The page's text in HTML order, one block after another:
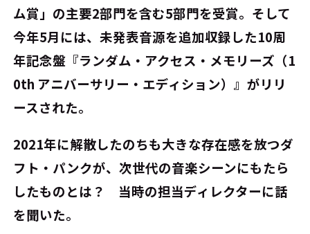
ム賞」の主要2部門を含む5部門を受賞。そして
今年5月には、未発表音源を追加収録した10周
年記念盤『ランダム・アクセス・メモリーズ（1
0th アニバーサリー・エディション）』がリリ
ースされた。
2021年に解散したのちも大きな存在感を放つダ
フト・パンクが、次世代の音楽シーンにもたら
したものとは？ 当時の担当ディレクターに話
を聞いた。